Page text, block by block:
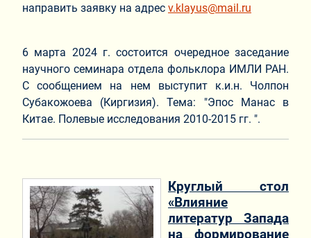
направить заявку на адрес v.klayus@mail.ru
6 марта 2024 г. состоится очередное заседание
научного семинара отдела фольклора ИМЛИ РАН.
С сообщением на нем выступит к.и.н. Чолпон
Субакожоева (Киргизия). Тема: "Эпос Манас в
Китае. Полевые исследования 2010-2015 гг. ".
Круглый стол
«Влияние
литератур Запада
на формирование